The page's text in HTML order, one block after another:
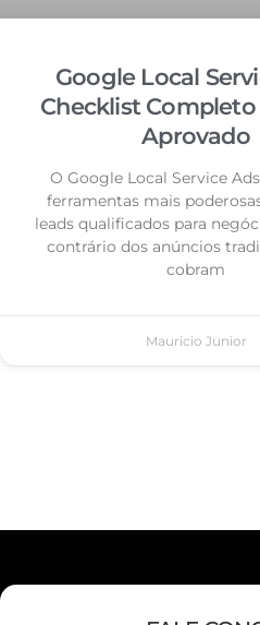
Google Local
Checklist Completo
Aprovado
O Google Local Service
ferramentas mais
leads qualificados para
contrário dos anúncios
cobram
Mauricio Junior